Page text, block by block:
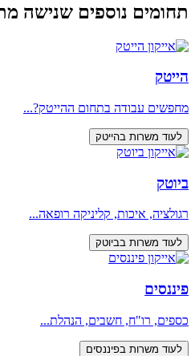
תחומים נוספים שנישה
הייטק
מחפשים עבודה בתחום ההייטק?...
לעוד משרות בהייטק
ביוטק
רגולציה, איכות, קליניקה רופאה...
לעוד משרות בביוטק
פיננסים
כספים, רו"ח, חשבים, הנהלת...
לעוד משרות בפיננסים